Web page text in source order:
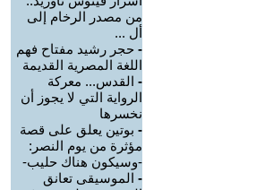
من مصدر الرخام إلى
أل ...
- حجر رشيد مفتاح فهم
اللغة المصرية القديمة
- القدس... معركة
الرواية التي لا يجوز أن
نخسرها
- بوتين يعلق على قصة
مؤثرة من يوم النصر:
-وسيكون هناك حليب-
- الموسيقى تعانق